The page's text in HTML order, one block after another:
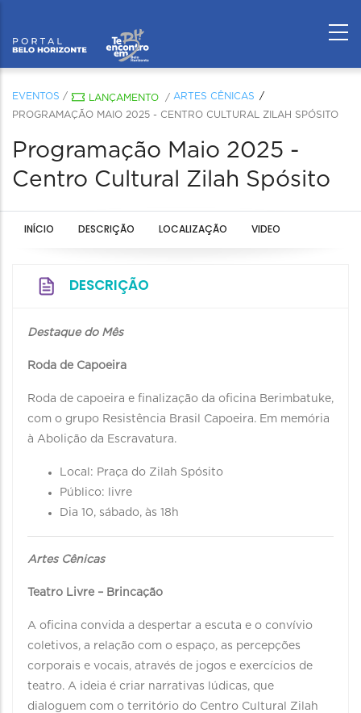
EVENTOS / LANÇAMENTO / ARTES CÊNICAS
PROGRAMAÇÃO MAIO 2025 - CENTRO CULTURAL ZILAH SPÓSITO
Programação Maio 2025 -
Centro Cultural Zilah Spósito
INÍCIO DESCRIÇÃO LOCALIZAÇÃO VIDEO
DESCRIÇÃO
Destaque do Mês
Roda de Capoeira
Roda de capoeira e finalização da oficina Berimbatuke,
com o grupo Resistência Brasil Capoeira. Em memória
à Abolição da Escravatura.
Local: Praça do Zilah Spósito
Público: livre
Dia 10, sábado, às 18h
Artes Cênicas
Teatro Livre – Brincação
A oficina convida a despertar a escuta e o convívio
coletivos, a relação com o espaço, as percepções
corporais e vocais, através de jogos e exercícios de
teatro. A ideia é criar narrativas lúdicas, que
dialoguem com o território do Centro Cultural Zilah